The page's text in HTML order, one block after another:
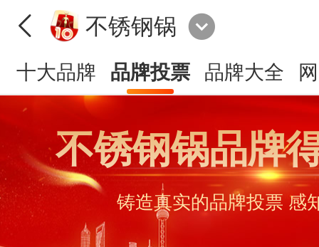
不锈钢锅
十大品牌 品牌投票 品牌大全
不锈钢锅品牌
铸造真实的品牌投票 感